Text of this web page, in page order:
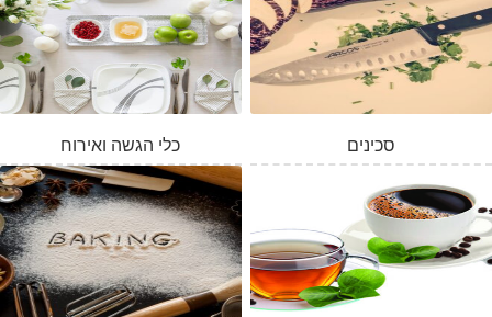
כלי הגשה ואירוח סכינים